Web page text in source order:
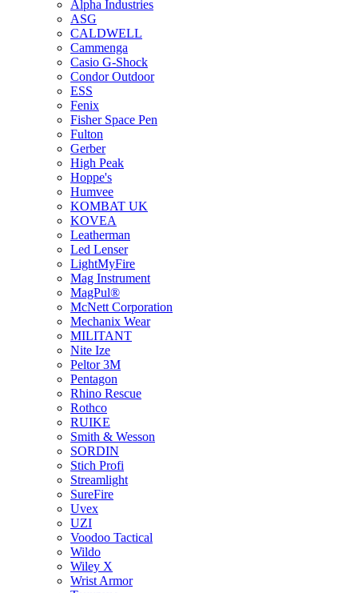
Alpha Industries
ASG
CALDWELL
Cammenga
Casio G-Shock
Condor Outdoor
ESS
Fenix
Fisher Space Pen
Fulton
Gerber
High Peak
Hoppe's
Humvee
KOMBAT UK
KOVEA
Leatherman
Led Lenser
LightMyFire
Mag Instrument
MagPul®
McNett Corporation
Mechanix Wear
MILITANT
Nite Ize
Peltor 3M
Pentagon
Rhino Rescue
Rothco
RUIKE
Smith & Wesson
SORDIN
Stich Profi
Streamlight
SureFire
Uvex
UZI
Voodoo Tactical
Wildo
Wiley X
Wrist Armor